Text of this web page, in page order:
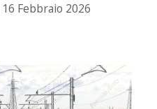
16 Febbraio 2026